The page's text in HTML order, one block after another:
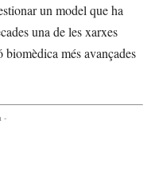
un model que ha
una de les xarxes
més avançades
-